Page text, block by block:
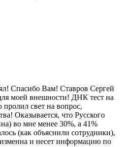
Спасибо Вам! Ставров Сергей
моей внешности! ДНК тест на
пролил свет на вопрос,
Оказывается, что Русского
во мне менее 30%, а 41%
(как объяснили сотрудники),
и несет информацию по